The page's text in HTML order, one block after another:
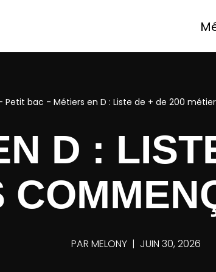
Petit bac - Métiers en D : Liste de + de 200
D :
PARMELONY JUIN 30, 2026